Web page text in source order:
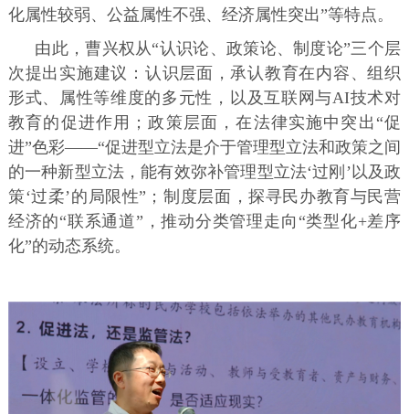
化属性较弱、公益属性不强、经济属性突出”等特点。
由此，曹兴权从“认识论、政策论、制度论”三个层
次提出实施建议：认识层面，承认教育在内容、组织
形式、属性等维度的多元性，以及互联网与AI技术对
教育的促进作用；政策层面，在法律实施中突出“促
进”色彩——“促进型立法是介于管理型立法和政策之间
的一种新型立法，能有效弥补管理型立法‘过刚’以及政
策‘过柔’的局限性”；制度层面，探寻民办教育与民营
经济的“联系通道”，推动分类管理走向“类型化+差序
化”的动态系统。